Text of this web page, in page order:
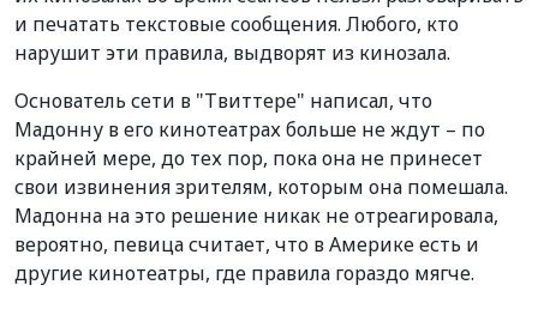
и печатать текстовые сообщения. Любого, кто
нарушит эти правила, выдворят из кинозала.
Основатель сети в "Твиттере" написал, что
Мадонну в его кинотеатрах больше не ждут – по
крайней мере, до тех пор, пока она не принесет
свои извинения зрителям, которым она помешала.
Мадонна на это решение никак не отреагировала,
вероятно, певица считает, что в Америке есть и
другие кинотеатры, где правила гораздо мягче.